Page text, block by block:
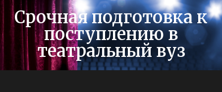
Срочная подготовка к
поступлению в
театральный вуз